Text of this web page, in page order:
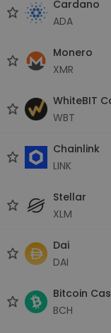
Cardano
ADA
Monero
XMR
WhiteBIT
WBT
Chainlink
LINK
Stellar
XLM
Dai
DAI
Bitcoin
BCH